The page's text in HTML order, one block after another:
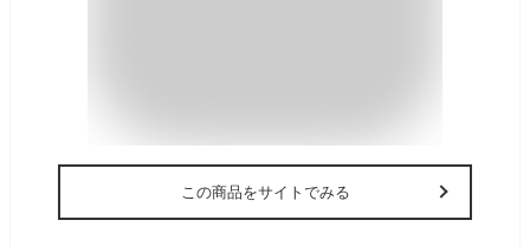
この商品をサイトでみる